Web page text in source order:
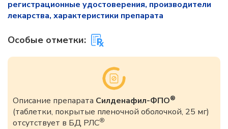
регистрационные удостоверения, производители
лекарства, характеристики препарата
Особые отметки:
Описание препарата Силденафил-ФПО®
(таблетки, покрытые пленочной оболочкой, 25 мг)
отсутствует в БД РЛС®